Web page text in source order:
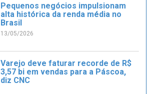
Pequenos negócios impulsionam
alta histórica da renda média no
Brasil
13/05/2026
Varejo deve faturar recorde de R$
3,57 bi em vendas para a Páscoa,
diz CNC